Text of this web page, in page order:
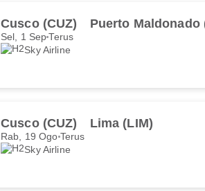
Cusco (CUZ) Puerto Maldonado
Sel, 1 SepTerus
Sky Airline
Cusco (CUZ) Lima (LIM)
Rab, 19 Ogo Terus
Sky Airline